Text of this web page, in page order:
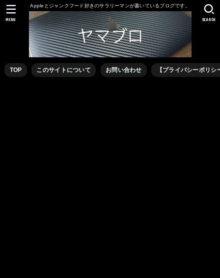
Appleとジャンクフード好きのサラリーマンが書いているブログです。
TOP このサイトについて お問い合わせ 【プライバシーポリシ
SEARCH
MENU